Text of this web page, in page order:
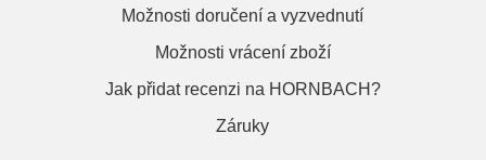
Možnosti doručení a vyzvednutí
Možnosti vrácení zboží
Jak přidat recenzi na HORNBACH?
Záruky